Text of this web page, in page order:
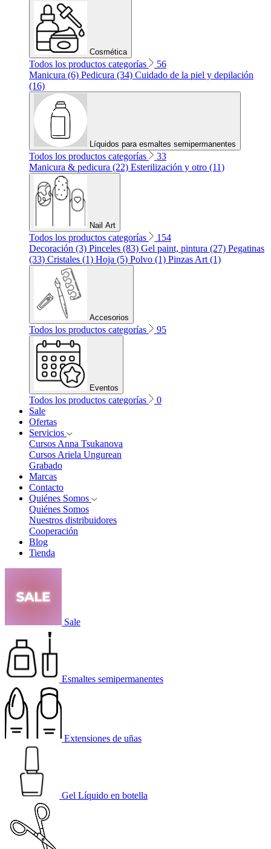
Cosmética
Todos los productos categorías
56
Manicura (6) Pedicura (34) Cuidado de la piel y depilación
(16)
Líquidos para esmaltes semipermanentes
Todos los productos categorías
33
Manicura & pedicura (22) Esterilización y otro (11)
Nail Art
Todos los productos categorías
154
Decoración (3) Pinceles (83) Gel paint, pintura (27) Pegatinas
(33) Cristales (1) Hoja (5) Polvo (1) Pinzas Art (1)
Accesorios
Todos los productos categorías 95
Eventos
Todos los productos categorías
0
Sale
Ofertas
Servicios
Cursos Anna Tsukanova
Cursos Ariela Ungurean
Grabado
Marcas
Contacto
Quiénes Somos
Quiénes Somos
Nuestros distribuidores
Cooperación
Blog
Tienda
Sale
Esmaltes semipermanentes
Extensiones de uñas
Gel Líquido en botella